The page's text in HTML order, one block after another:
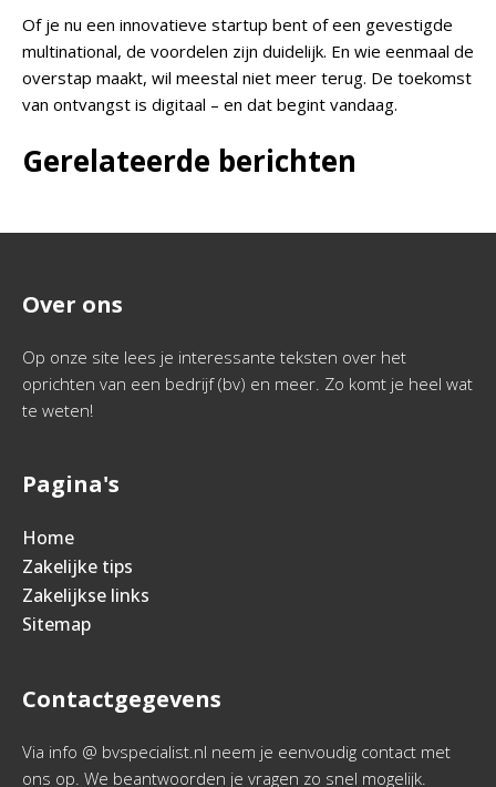
Of je nu een innovatieve startup bent of een gevestigde
multinational, de voordelen zijn duidelijk. En wie eenmaal de
overstap maakt, wil meestal niet meer terug. De toekomst
van ontvangst is digitaal – en dat begint vandaag.
Gerelateerde berichten
Over ons
Op onze site lees je interessante teksten over het
oprichten van een bedrijf (bv) en meer. Zo komt je heel wat
te weten!
Pagina's
Home
Zakelijke tips
Zakelijkse links
Sitemap
Contactgegevens
Via info @ bvspecialist.nl neem je eenvoudig contact met
ons op. We beantwoorden je vragen zo snel mogelijk.